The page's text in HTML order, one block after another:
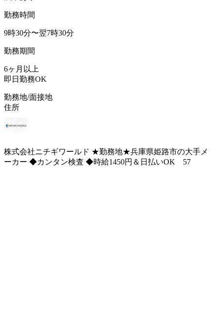
勤務時間
9時30分〜翌7時30分
勤務期間
6ヶ月以上
即日勤務OK
勤務地/面接地
住所
株式会社ニチギワールド ★勤務地★兵庫県姫路市の大手メ
ーカー ◆カンタン検査 ◆時給1450円＆日払いOK 57